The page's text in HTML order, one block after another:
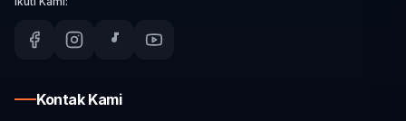
Kontak Kami